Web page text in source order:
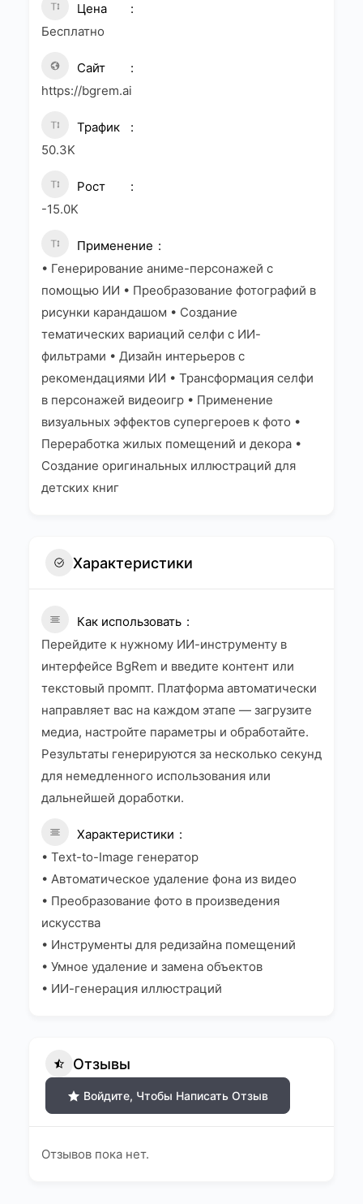
Цена
Бесплатно
Сайт
https://bgrem.ai
Трафик
50.3K
Рост
-15.0K
Применение
• Генерирование аниме-персонажей с
помощью ИИ • Преобразование фотографий в
рисунки карандашом • Создание
тематических вариаций селфи с ИИ-
фильтрами • Дизайн интерьеров с
рекомендациями ИИ • Трансформация селфи
в персонажей видеоигр • Применение
визуальных эффектов супергероев к фото •
Переработка жилых помещений и декора •
Создание оригинальных иллюстраций для
детских книг
Характеристики
Как использовать
Перейдите к нужному ИИ-инструменту в
интерфейсе BgRem и введите контент или
текстовый промпт. Платформа автоматически
направляет вас на каждом этапе — загрузите
медиа, настройте параметры и обработайте.
Результаты генерируются за несколько секунд
для немедленного использования или
дальнейшей доработки.
Характеристики
• Text-to-Image генератор
• Автоматическое удаление фона из видео
• Преобразование фото в произведения
искусства
• Инструменты для редизайна помещений
• Умное удаление и замена объектов
• ИИ-генерация иллюстраций
Отзывы
Войдите, Чтобы Написать Отзыв
Отзывов пока нет.